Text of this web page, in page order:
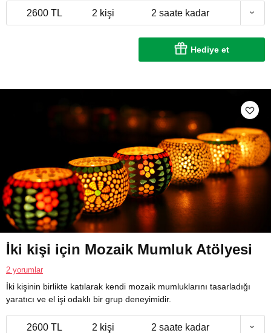
2600 TL 2 kişi 2 saate kadar
Hediye et
İki kişi için Mozaik Mumluk Atölyesi
2 yorumlar
İki kişinin birlikte katılarak kendi mozaik mumluklarını tasarladığı
yaratıcı ve el işi odaklı bir grup deneyimidir.
2600 TL 2 kişi 2 saate kadar